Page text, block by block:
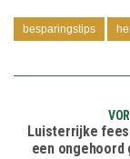
besparingstips
Luisterrijke
een ongehoord